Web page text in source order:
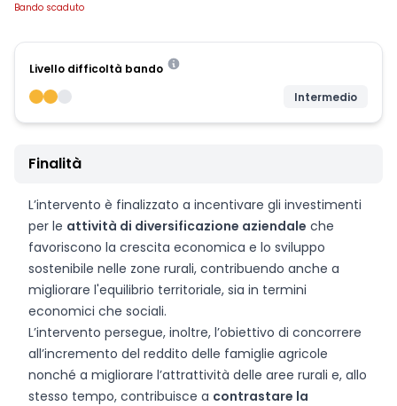
Bando scaduto
Livello difficoltà bando
Intermedio
Finalità
L’intervento è finalizzato a incentivare gli investimenti
per le attività di diversificazione aziendale che
favoriscono la crescita economica e lo sviluppo
sostenibile nelle zone rurali, contribuendo anche a
migliorare l'equilibrio territoriale, sia in termini
economici che sociali.
L’intervento persegue, inoltre, l’obiettivo di concorrere
all’incremento del reddito delle famiglie agricole
nonché a migliorare l’attrattività delle aree rurali e, allo
stesso tempo, contribuisce a contrastare la